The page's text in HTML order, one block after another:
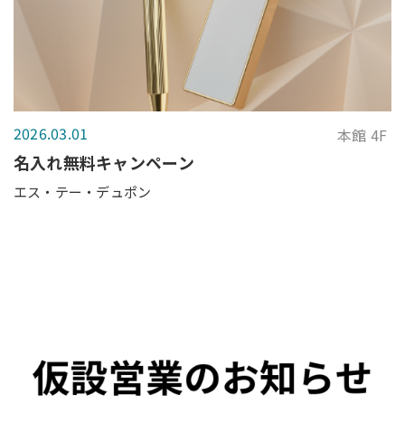
2026.03.01 本館 4F
名入れ無料キャンペーン
エス・テー・デュポン